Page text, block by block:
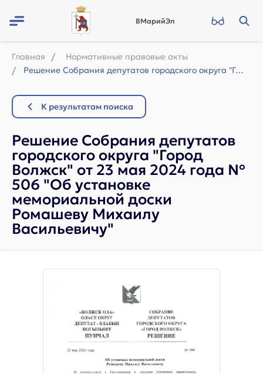
ВМарийЭл
Главная
Нормативные правовые акты
Решение Собрания депутатов городского округа "Город Волжск" от 23 мая ...
К результатам поиска
Решение Собрания депутатов
городского округа "Город
Волжск" от 23 мая 2024 года №
506 "Об установке
мемориальной доски
Ромашеву Михаилу
Васильевичу"